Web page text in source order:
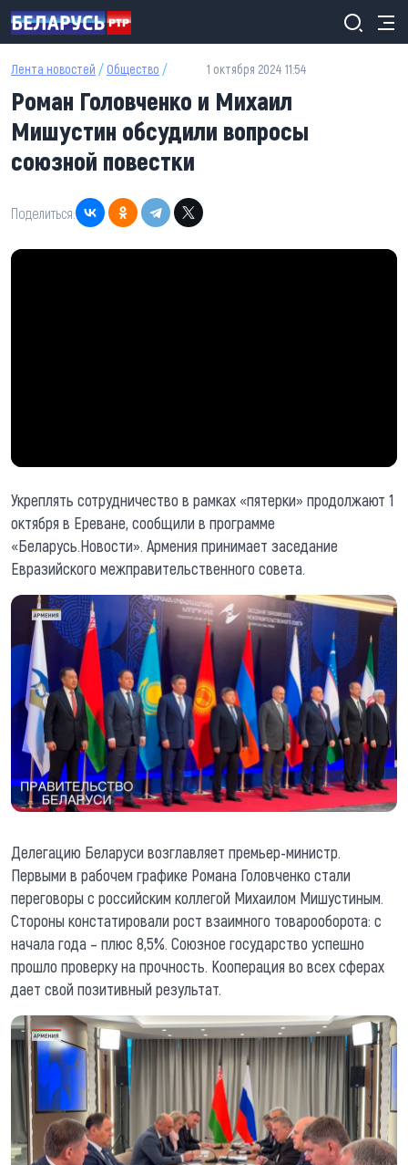
Перейти к основному содержанию
Лента новостей / Общество / 1 октября 2024 11:54
Роман Головченко и Михаил
Мишустин обсудили вопросы
союзной повестки
Поделиться:
Укреплять сотрудничество в рамках «пятерки» продолжают 1
октября в Ереване, сообщили в программе
«Беларусь.Новости». Армения принимает заседание
Евразийского межправительственного совета.
Делегацию Беларуси возглавляет премьер-министр.
Первыми в рабочем графике Романа Головченко стали
переговоры с российским коллегой Михаилом Мишустиным.
Стороны констатировали рост взаимного товарооборота: с
начала года – плюс 8,5%. Союзное государство успешно
прошло проверку на прочность. Кооперация во всех сферах
дает свой позитивный результат.